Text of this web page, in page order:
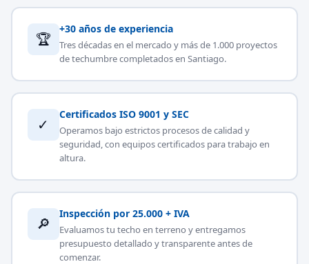
🏆
+30 años de experiencia
Tres décadas en el mercado y más de 1.000 proyectos
de techumbre completados en Santiago.
✓
Certificados ISO 9001 y SEC
Operamos bajo estrictos procesos de calidad y
seguridad, con equipos certificados para trabajo en
altura.
🔎
Inspección por 25.000 + IVA
Evaluamos tu techo en terreno y entregamos
presupuesto detallado y transparente antes de
comenzar.